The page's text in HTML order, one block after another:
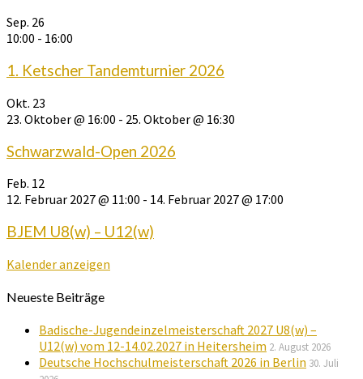
Sep. 26
10:00 - 16:00
1. Ketscher Tandemturnier 2026
Okt. 23
23. Oktober @ 16:00 - 25. Oktober @ 16:30
Schwarzwald-Open 2026
Feb. 12
12. Februar 2027 @ 11:00 - 14. Februar 2027 @ 17:00
BJEM U8(w) – U12(w)
Kalender anzeigen
Neueste Beiträge
Badische-Jugendeinzelmeisterschaft 2027 U8(w) –
U12(w) vom 12-14.02.2027 in Heitersheim 2. August 2026
Deutsche Hochschulmeisterschaft 2026 in Berlin 30. Juli